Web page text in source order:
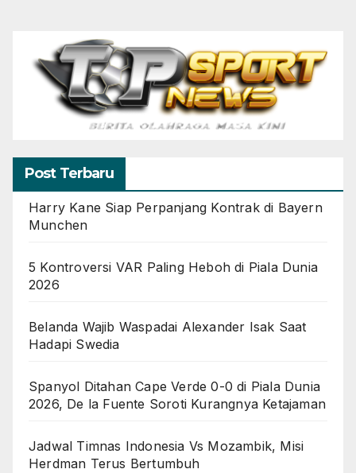
Post Terbaru
Harry Kane Siap Perpanjang Kontrak di Bayern
Munchen
5 Kontroversi VAR Paling Heboh di Piala Dunia
2026
Belanda Wajib Waspadai Alexander Isak Saat
Hadapi Swedia
Spanyol Ditahan Cape Verde 0-0 di Piala Dunia
2026, De la Fuente Soroti Kurangnya Ketajaman
Jadwal Timnas Indonesia Vs Mozambik, Misi
Herdman Terus Bertumbuh